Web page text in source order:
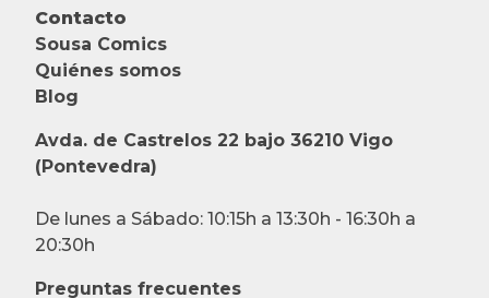
Contacto
Sousa Comics
Quiénes somos
Blog
Avda. de Castrelos 22 bajo 36210 Vigo
(Pontevedra)
De lunes a Sábado: 10:15h a 13:30h - 16:30h a
20:30h
Preguntas frecuentes